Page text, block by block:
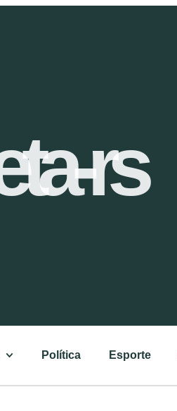
rs
Política Esporte